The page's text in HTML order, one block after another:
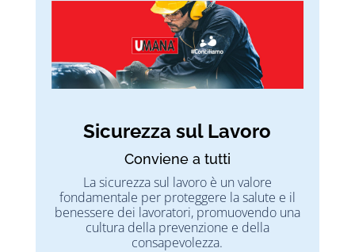
Sicurezza sul Lavoro
Conviene a tutti
La sicurezza sul lavoro è un valore
fondamentale per proteggere la salute e il
benessere dei lavoratori, promuovendo una
cultura della prevenzione e della
consapevolezza.